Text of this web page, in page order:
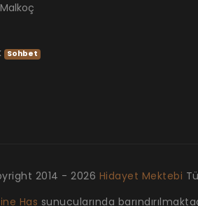
Sohbet
2014 - 2026 Hidayet Mektebi
Has sunucularında